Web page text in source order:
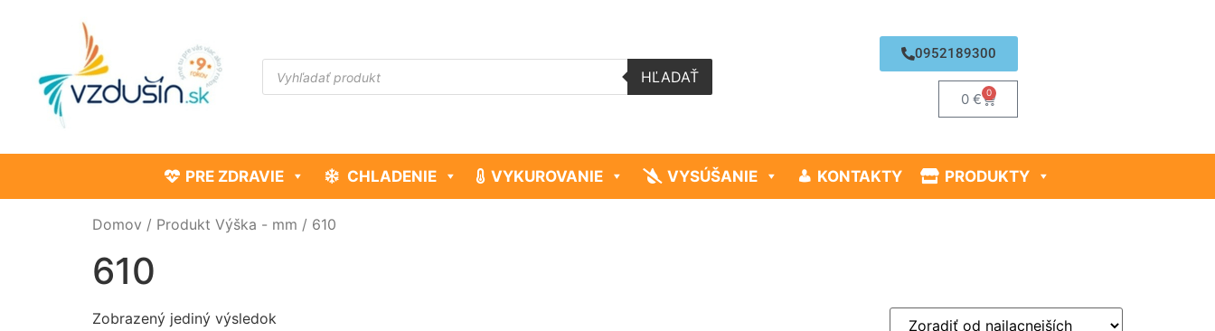
HĽADAŤ
0952189300
0€ 0
PRE ZDRAVIE CHLADENIE VYKUROVANIE VYSÚŠANIE KONTAKTY PRODUKTY
Domov / Produkt Výška - mm / 610
610
Zobrazený jediný výsledok